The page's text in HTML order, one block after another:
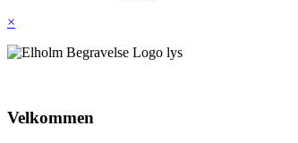
×
Velkommen